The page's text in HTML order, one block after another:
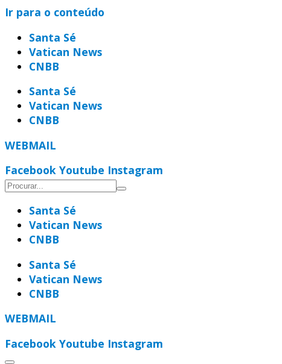
Ir para o conteúdo
Santa Sé
Vatican News
CNBB
Santa Sé
Vatican News
CNBB
WEBMAIL
Facebook Youtube Instagram
Santa Sé
Vatican News
CNBB
Santa Sé
Vatican News
CNBB
WEBMAIL
Facebook Youtube Instagram